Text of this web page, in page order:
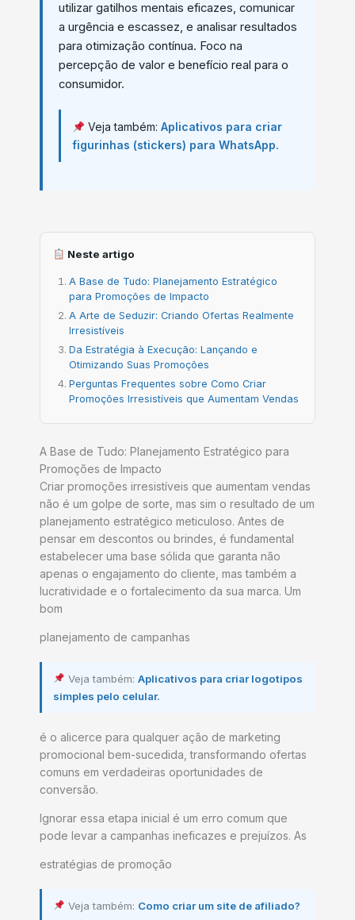
utilizar gatilhos mentais eficazes, comunicar
a urgência e escassez, e analisar resultados
para otimização contínua. Foco na
percepção de valor e benefício real para o
consumidor.
Veja também: Aplicativos para criar
figurinhas (stickers) para WhatsApp.
Neste artigo
A Base de Tudo: Planejamento Estratégico
para Promoções de Impacto
A Arte de Seduzir: Criando Ofertas Realmente
Irresistíveis
Da Estratégia à Execução: Lançando e
Otimizando Suas Promoções
Perguntas Frequentes sobre Como Criar
Promoções Irresistíveis que Aumentam Vendas
A Base de Tudo: Planejamento Estratégico para
Promoções de Impacto
Criar promoções irresistíveis que aumentam vendas
não é um golpe de sorte, mas sim o resultado de um
planejamento estratégico meticuloso. Antes de
pensar em descontos ou brindes, é fundamental
estabelecer uma base sólida que garanta não
apenas o engajamento do cliente, mas também a
lucratividade e o fortalecimento da sua marca. Um
bom
planejamento de campanhas
Veja também:Aplicativos para criar logotipos
simples pelo celular.
é o alicerce para qualquer ação de marketing
promocional bem-sucedida, transformando ofertas
comuns em verdadeiras oportunidades de
conversão.
Ignorar essa etapa inicial é um erro comum que
pode levar a campanhas ineficazes e prejuízos. As
estratégias de promoção
Veja também: Como criar um site de afiliado?